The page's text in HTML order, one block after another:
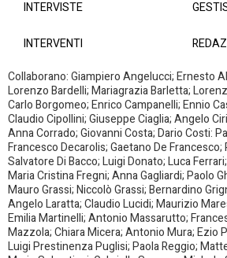
INTERVISTE
INTERVENTI
Collaborano: Giampiero Angelucci; Ernesto
Lorenzo Bardelli; Mariagrazia Barletta;
Carlo Borgomeo; Enrico Campanelli; Ennio
Claudio Cipollini; Giuseppe Ciaglia; Angelo
Anna Corrado; Giovanni Costa; Dario Costi:
Francesco Decarolis; Gaetano De Francesco;
Salvatore Di Bacco; Luigi Donato; Luca
Maria Cristina Fregni; Anna Gagliardi; Paolo
Mauro Grassi; Niccolò Grassi; Bernardino
Angelo Laratta; Claudio Lucidi; Maurizio
Emilia Martinelli; Antonio Massarutto;
Mazzola; Chiara Micera; Antonio Mura; Ezio
Luigi Prestinenza Puglisi; Paola Reggio;